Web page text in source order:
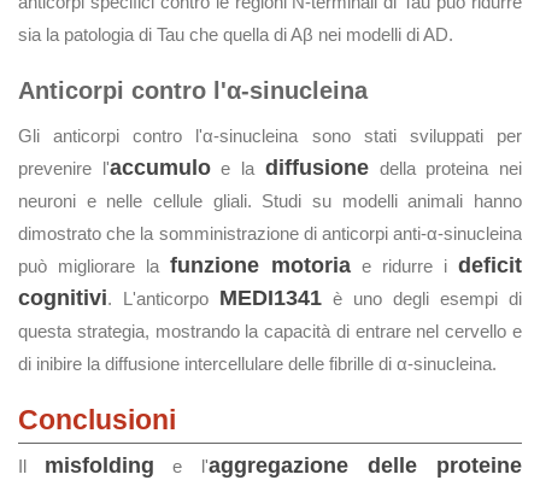
sia la patologia di Tau che quella di Aβ nei modelli di AD.
Anticorpi contro l'α-sinucleina
Gli anticorpi contro l'α-sinucleina sono stati sviluppati per
prevenire l'accumuloe la diffusionedella proteina nei
neuroni e nelle cellule gliali. Studi su modelli animali hanno
dimostrato che la somministrazione di anticorpi anti-α-sinucleina
può migliorare la funzione motoria e ridurre i deficit
cognitivi. L'anticorpo MEDI1341 è uno degli esempi di
questa strategia, mostrando la capacità di entrare nel cervello e
di inibire la diffusione intercellulare delle fibrille di α-sinucleina.
Conclusioni
Il misfolding e l'aggregazione delle proteine